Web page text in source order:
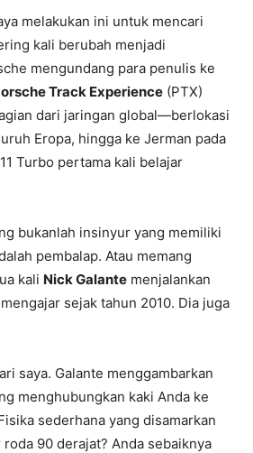
melakukan ini untuk mencari
kali berubah menjadi
mengundang para penulis ke
Track Experience (PTX)
dari jaringan global—berlokasi
Eropa, hingga ke Jerman pada
Turbo pertama kali belajar
bukanlah insinyur yang memiliki
pembalap. Atau memang
kali Nick Galante menjalankan
sejak tahun 2010. Dia juga
saya. Galante menggambarkan
menghubungkan kaki Anda ke
sederhana yang disamarkan
90 derajat? Anda sebaiknya